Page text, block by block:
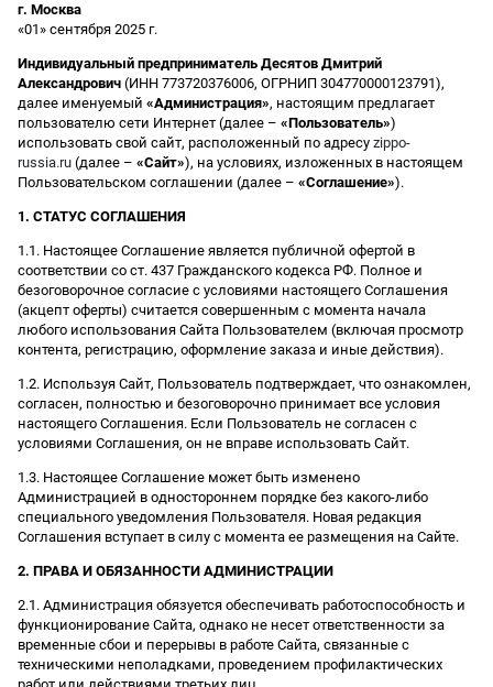
г. Москва
«01» сентября 2025 г.
Индивидуальный предприниматель Десятов Дмитрий
Александрович (ИНН 773720376006, ОГРНИП 304770000123791),
далее именуемый «Администрация», настоящим предлагает
пользователю сети Интернет (далее – «Пользователь»)
использовать свой сайт, расположенный по адресу zippo-
russia.ru (далее – «Сайт»), на условиях, изложенных в настоящем
Пользовательском соглашении (далее – «Соглашение»).
1. СТАТУС СОГЛАШЕНИЯ
1.1. Настоящее Соглашение является публичной офертой в
соответствии со ст. 437 Гражданского кодекса РФ. Полное и
безоговорочное согласие с условиями настоящего Соглашения
(акцепт оферты) считается совершенным с момента начала
любого использования Сайта Пользователем (включая просмотр
контента, регистрацию, оформление заказа и иные действия).
1.2. Используя Сайт, Пользователь подтверждает, что ознакомлен,
согласен, полностью и безоговорочно принимает все условия
настоящего Соглашения. Если Пользователь не согласен с
условиями Соглашения, он не вправе использовать Сайт.
1.3. Настоящее Соглашение может быть изменено
Администрацией в одностороннем порядке без какого-либо
специального уведомления Пользователя. Новая редакция
Соглашения вступает в силу с момента ее размещения на Сайте.
2. ПРАВА И ОБЯЗАННОСТИ АДМИНИСТРАЦИИ
2.1. Администрация обязуется обеспечивать работоспособность и
функционирование Сайта, однако не несет ответственности за
временные сбои и перерывы в работе Сайта, связанные с
техническими неполадками, проведением профилактических